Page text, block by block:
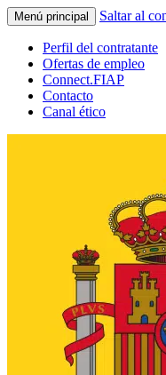
Menú principal Saltar al
Perfil del contratante
Ofertas de empleo
Connect.FIAP
Contacto
Canal ético